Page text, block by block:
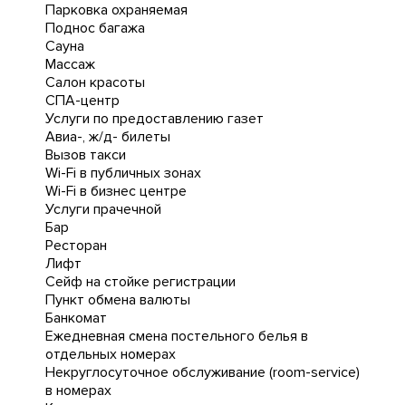
Парковка охраняемая
Поднос багажа
Сауна
Массаж
Салон красоты
СПА-центр
Услуги по предоставлению газет
Авиа-, ж/д- билеты
Вызов такси
Wi-Fi в публичных зонах
Wi-Fi в бизнес центре
Услуги прачечной
Бар
Ресторан
Лифт
Сейф на стойке регистрации
Пункт обмена валюты
Банкомат
Ежедневная cмена постельного белья в
отдельных номерах
Некруглосуточное обслуживание (room-service)
в номерах